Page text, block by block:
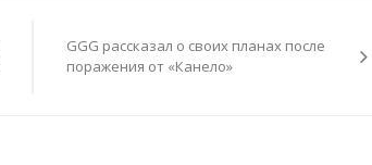
GGG рассказал о своих планах после
поражения от «Канело»